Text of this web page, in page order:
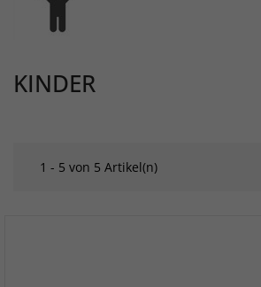
KINDER
1 - 5 von 5 Artikel(n)